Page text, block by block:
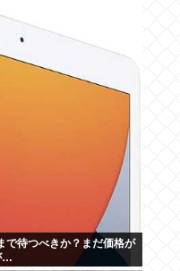
で待つべきか？まだ価格が
…